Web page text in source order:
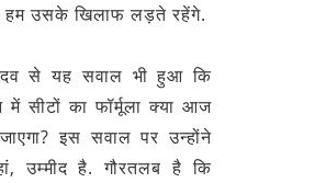
हम उसके खिलाफ लड़ते रहेंगे.
से यह सवाल भी हुआ कि
में सीटों का फॉर्मूला क्या आज
इस सवाल पर उन्होंने
उम्मीद है. गौरतलब है कि